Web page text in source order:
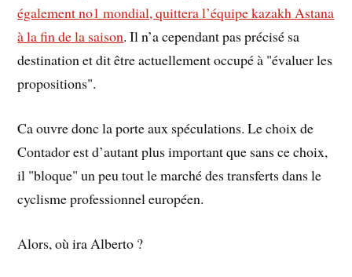
également no1 mondial, quittera l’équipe kazakh Astana
à la fin de la saison. Il n’a cependant pas précisé sa
destination et dit être actuellement occupé à "évaluer les
propositions".
Ca ouvre donc la porte aux spéculations. Le choix de
Contador est d’autant plus important que sans ce choix,
il "bloque" un peu tout le marché des transferts dans le
cyclisme professionnel européen.
Alors, où ira Alberto ?